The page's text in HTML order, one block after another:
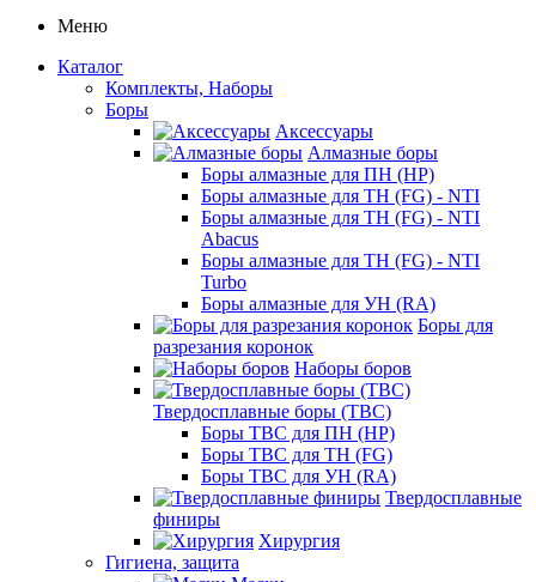
Меню
Каталог
Комплекты, Наборы
Боры
Аксессуары
Алмазные боры
Боры алмазные для ПН (HP)
Боры алмазные для ТН (FG) - NTI
Боры алмазные для ТН (FG) - NTI
Abacus
Боры алмазные для ТН (FG) - NTI
Turbo
Боры алмазные для УН (RA)
Боры для
разрезания коронок
Наборы боров
Твердосплавные боры (ТВС)
Боры ТВС для ПН (HP)
Боры ТВС для ТН (FG)
Боры ТВС для УН (RA)
Твердосплавные
финиры
Хирургия
Гигиена, защита